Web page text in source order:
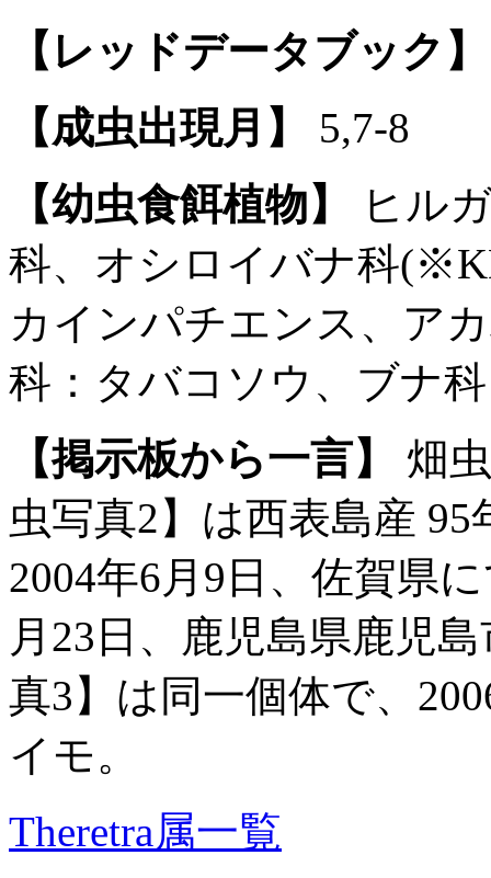
【レッドデータブック】
【成虫出現月】
5,7-8
【幼虫食餌植物】
ヒル
科、オシロイバナ科
カインパチエンス、ア
科：タバコソウ、ブナ
【掲示板から一言】
畑
虫写真2】は西表島産
2004年6月9日、佐賀県
月23日、鹿児島県鹿児
真3】は同一個体で、
イモ。
Theretra属一覧